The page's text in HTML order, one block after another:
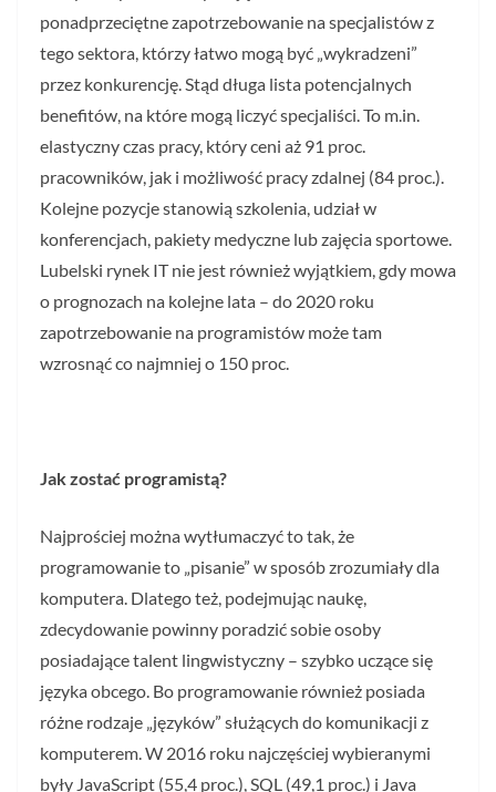
ponadprzeciętne zapotrzebowanie na specjalistów z
tego sektora, którzy łatwo mogą być „wykradzeni”
przez konkurencję. Stąd długa lista potencjalnych
benefitów, na które mogą liczyć specjaliści. To m.in.
elastyczny czas pracy, który ceni aż 91 proc.
pracowników, jak i możliwość pracy zdalnej (84 proc.).
Kolejne pozycje stanowią szkolenia, udział w
konferencjach, pakiety medyczne lub zajęcia sportowe.
Lubelski rynek IT nie jest również wyjątkiem, gdy mowa
o prognozach na kolejne lata – do 2020 roku
zapotrzebowanie na programistów może tam
wzrosnąć co najmniej o 150 proc.
Jak zostać programistą?
Najprościej można wytłumaczyć to tak, że
programowanie to „pisanie” w sposób zrozumiały dla
komputera. Dlatego też, podejmując naukę,
zdecydowanie powinny poradzić sobie osoby
posiadające talent lingwistyczny – szybko uczące się
języka obcego. Bo programowanie również posiada
różne rodzaje „języków” służących do komunikacji z
komputerem. W 2016 roku najczęściej wybieranymi
były JavaScript (55,4 proc.), SQL (49,1 proc.) i Java